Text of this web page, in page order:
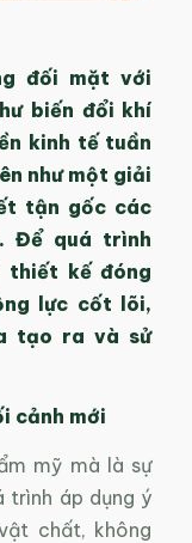
đối mặt với
biến đổi khí
kinh tế tuần
như một giải
tận gốc các
Để quá trình
thiết kế đóng
lực cốt lõi,
tạo ra và sử
cảnh mới
mỹ mà là sự
trình áp dụng ý
chất, không